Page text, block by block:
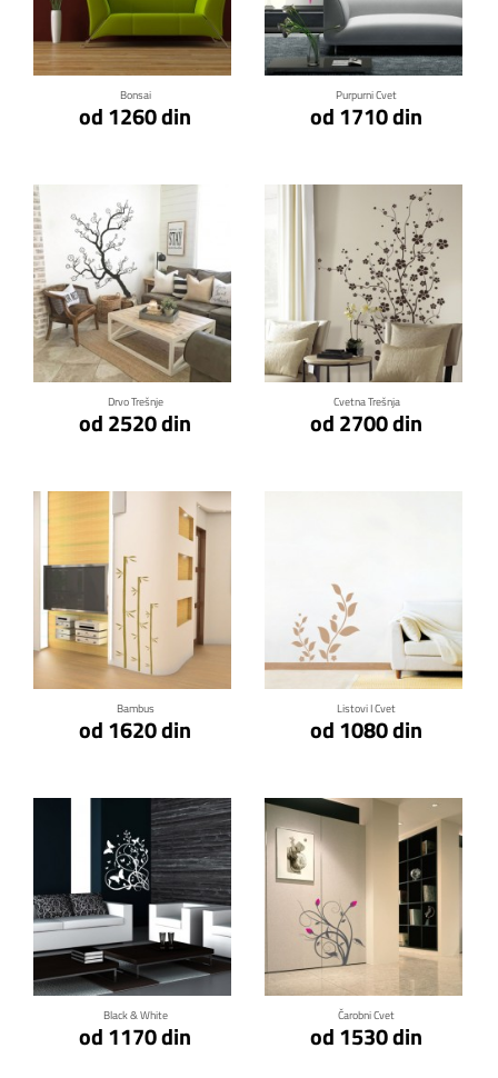
Bonsai
od 1260 din
Klikni za detalje
Purpurni Cvet
od 1710 din
Klikni za detalje
Drvo Trešnje
od 2520 din
Klikni za detalje
Cvetna Trešnja
od 2700 din
Klikni za detalje
Bambus
od 1620 din
Klikni za detalje
Listovi I Cvet
od 1080 din
Klikni za detalje
Black & White
od 1170 din
Klikni za detalje
Čarobni Cvet
od 1530 din
Klikni za detalje